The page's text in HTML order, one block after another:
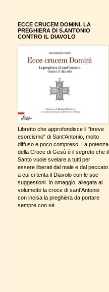
ECCE CRUCEM DOMINI. LA
PREGHIERA DI S.ANTONIO
CONTRO IL DIAVOLO
Libretto che approfondisce il "breve
esorcismo" di Sant'Antonio, molto
diffuso e poco compreso. La potenza
della Croce di Gesù è il segreto che il
Santo vuole svelare a tutti per
essere liberati dal male e dal peccato
a cui ci tenta il Diavolo con le sue
suggestioni. In omaggio, allegata al
volumetto la croce di sant'Antonio
con incisa la preghiera da portare
sempre con sé